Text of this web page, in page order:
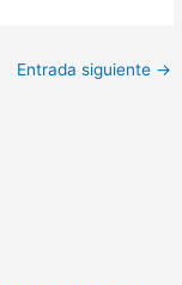
Entrada siguiente →